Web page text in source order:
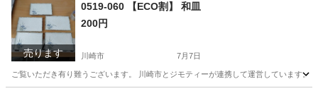
売ります
0519-060 【ECO割】 和皿
200円
川崎市 7月7日
ご覧いただき有り難うございます。 川崎市とジモティーが連携して運営していま